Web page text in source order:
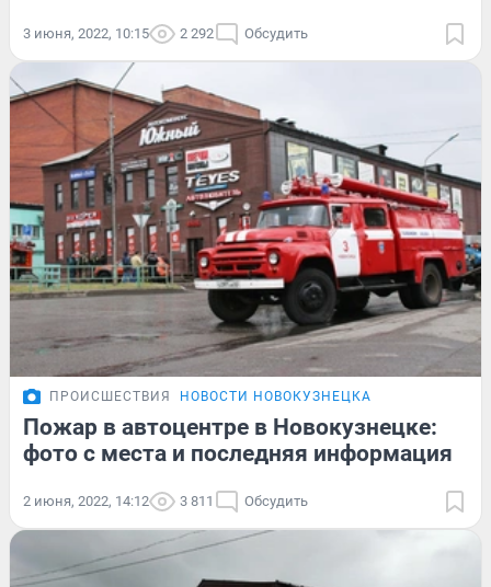
3 июня, 2022, 10:15 2 292 Обсудить
ПРОИСШЕСТВИЯ НОВОСТИ НОВОКУЗНЕЦКА
Пожар в автоцентре в Новокузнецке:
фото с места и последняя информация
2 июня, 2022, 14:12 3 811 Обсудить